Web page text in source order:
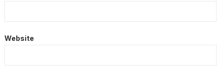
Website